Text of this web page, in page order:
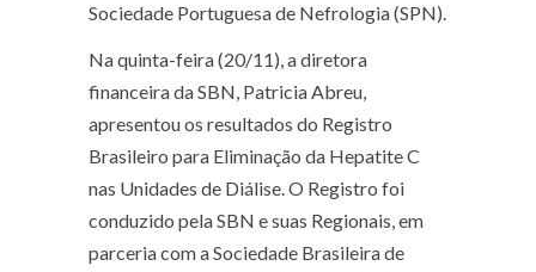
Sociedade Portuguesa de Nefrologia (SPN).
Na quinta-feira (20/11), a diretora
financeira da SBN, Patricia Abreu,
apresentou os resultados do Registro
Brasileiro para Eliminação da Hepatite C
nas Unidades de Diálise. O Registro foi
conduzido pela SBN e suas Regionais, em
parceria com a Sociedade Brasileira de